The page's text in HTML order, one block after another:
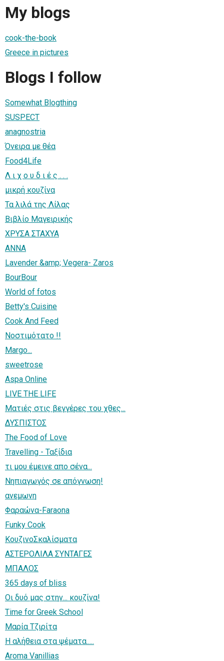
My blogs
cook-the-book
Greece in pictures
Blogs I follow
Somewhat Blogthing
SUSPECT
anagnostria
Όνειρα με θέα
Food4Life
Λ ι χ ο υ δ ι έ ς . . .
μικρή κουζίνα
Τα λιλά της Λίλας
Βιβλίο Μαγειρικής
ΧΡΥΣΑ ΣΤΑΧΥΑ
ANNA
Lavender &amp; Vegera- Zaros
BourBour
World of fotos
Betty's Cuisine
Cook And Feed
Νοστιμότατο !!
Margo...
sweetrose
Aspa Online
LIVE THE LIFE
Ματιές στις βεγγέρες του χθες...
ΔΥΣΠΙΣΤΟΣ
The Food of Love
Travelling - Ταξίδια
τι μου έμεινε απο σένα...
Νηπιαγωγός σε απόγνωση!
ανεμωνη
Φαραώνα-Faraona
Funky Cook
ΚουζινοΣκαλίσματα
AΣΤΕΡΟΛΙΛΑ ΣΥΝΤΑΓΕΣ
ΜΠΑΛΟΣ
365 days of bliss
Οι δυό μας στην... κουζίνα!
Time for Greek School
Μαρία Τζιρίτα
Η αλήθεια στα ψέματα.....
Aroma Vanillias